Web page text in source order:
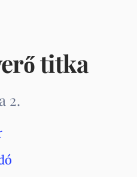
titka
2.